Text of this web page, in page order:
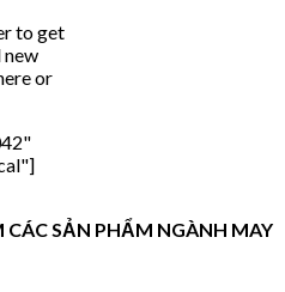
to get
new
or
SẢN PHẨM NGÀNH MAY